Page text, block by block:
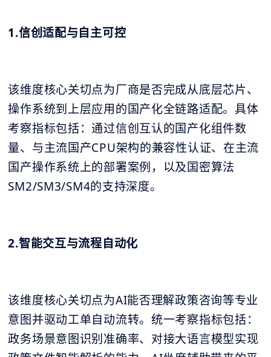
1.信创适配与自主可控
该维度核心关切点为厂商是否完成从底层芯片、
操作系统到上层应用的国产化全链路适配。具体
考察指标包括：通过信创互认的国产化组件数
量、与主流国产CPU架构的兼容性认证、在主流
国产操作系统上的部署案例，以及国密算法
SM2/SM3/SM4的支持深度。
2.智能交互与流程自动化
该维度核心关切点为AI能否理解政策咨询等专业
意图并驱动工单自动流转。统一考察指标包括：
政务场景意图识别准确率、对接大语言模型实现